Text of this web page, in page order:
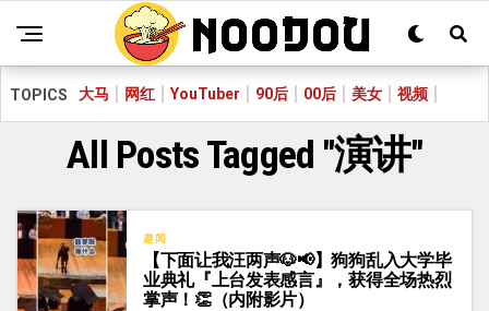
TOPICS 大马 网红 YouTuber 90后 00后 美女 视频
All Posts Tagged "演讲"
趣闻
【下面让我汪两声🐶📢】狗狗乱入大学毕
业典礼『上台发表感言』，获得全场热烈
掌声！👏（内附影片）